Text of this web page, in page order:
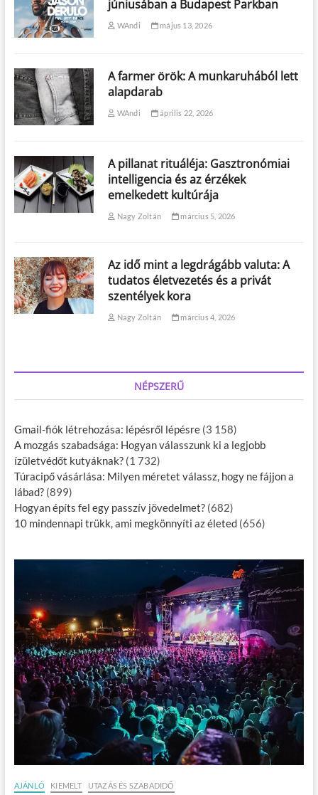
júniusában a Budapest Parkban
WAndi május 13, 2026
A farmer örök: A munkaruhából lett
alapdarab
WAndi április 22, 2026
A pillanat rituáléja: Gasztronómiai
intelligencia és az érzékek
emelkedett kultúrája
Nagy Zoltán március 5, 2026
Az idő mint a legdrágább valuta: A
tudatos életvezetés és a privát
szentélyek kora
Nagy Zoltán március 4, 2026
NÉPSZERŰ
Gmail-fiók létrehozása: lépésről lépésre (3 158)
A mozgás szabadsága: Hogyan válasszunk ki a legjobb
ízületvédőt kutyáknak? (1 732)
Túracipő vásárlása: Milyen méretet válassz, hogy ne fájjon a
lábad? (899)
Hogyan építs fel egy passzív jövedelmet? (682)
10 mindennapi trükk, ami megkönnyíti az életed (656)
AJÁNLÓ KIEMELT UTAZÁS ÉS SZABADIDŐ